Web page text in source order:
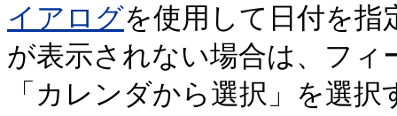
イアログを使用して日付を
が表示されない場合は、フ
「カレンダから選択」を選択